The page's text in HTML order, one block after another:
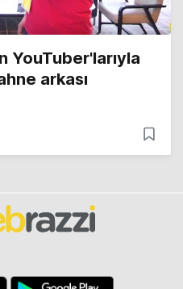
YouTuber'larıyla
arkası